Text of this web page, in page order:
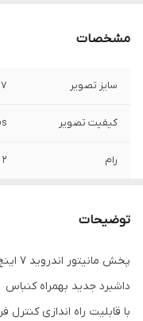
مشخصات
سایز تصویر 7 اینچ
کیفیت تصویر
رام 2 گیگ
توضیحات
پخش
داشبرد جدید بهمراه کنباس
با قابلیت راه اندازی کنترل